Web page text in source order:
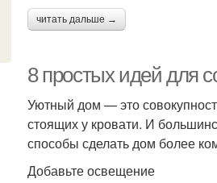
читать дальше →
8 простых идей для
Уютный дом — это
стоящих у кровати. И
способы сделать дом более
Добавьте освещение